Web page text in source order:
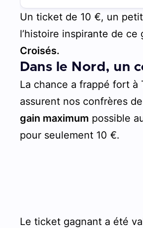
Un ticket de 10 €, un
l’histoire inspirante de
Croisés.
Dans le Nord, un
La chance a frappé fort
assurent nos confrères de
gain maximum possible
pour seulement 10 €.
Le ticket gagnant a été